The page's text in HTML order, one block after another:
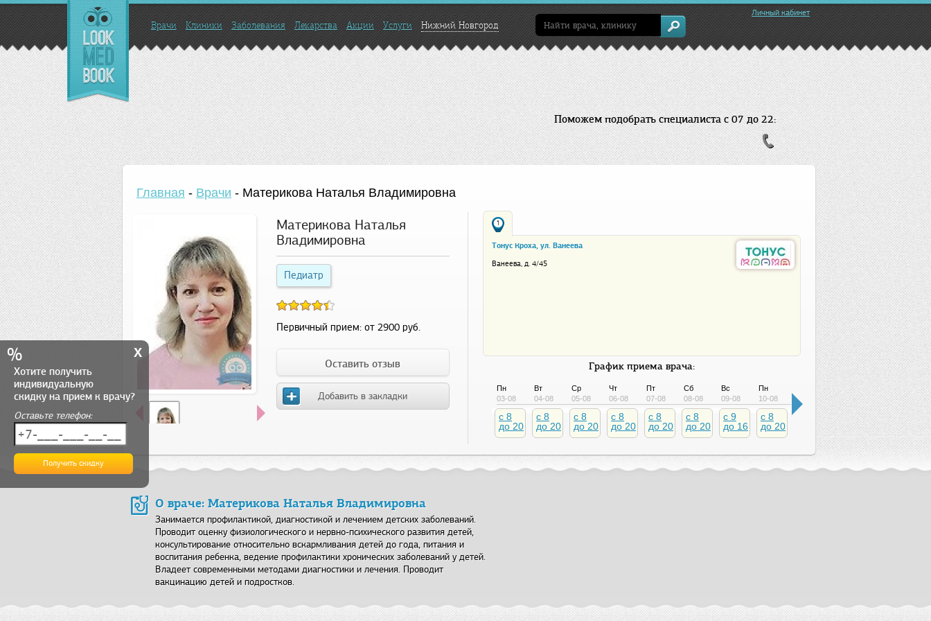
Врачи Клиники Заболевания Лекарства Акции Услуги Нижний Новгород
Личный кабинет
Поможем подобрать специалиста с 07 до 22:
Главная - Врачи - Материкова Наталья Владимировна
Материкова Наталья
Владимировна
Педиатр
Первичный прием: от 2900 руб.
Оставить отзыв
Добавить в закладки
1
Тонус Кроха, ул. Ванеева
Ванеева, д. 4/45
График приема врача:
Пн
03-08
c 8
до 20
Вт
04-08
c 8
до 20
Ср
05-08
c 8
до 20
Чт
06-08
c 8
до 20
Пт
07-08
c 8
до 20
Сб
08-08
c 8
до 20
Вс
09-08
c 9
до 16
Пн
10-08
c 8
до 20
11-08
до 20
Ср
12-08
c 8
до 20
Чт
13-08
c 8
до 20
Пт
14-08
c 8
до
О враче: Материкова Наталья Владимировна
Занимается профилактикой, диагностикой и лечением детских заболеваний.
Проводит оценку физиологического и нервно-психического развития детей,
консультирование относительно вскармливания детей до года, питания и
воспитания ребенка, ведение профилактики хронических заболеваний у детей.
Владеет современными методами диагностики и лечения. Проводит
вакцинацию детей и подростков.
% x
Хотите получить
индивидуальную
скидку на прием к врачу?
Оставьте телефон: